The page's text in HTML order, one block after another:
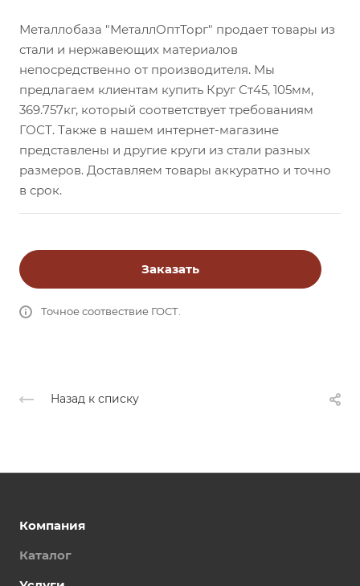
Металлобаза "МеталлОптТорг" продает товары из
стали и нержавеющих материалов
непосредственно от производителя. Мы
предлагаем клиентам купить Круг Ст45, 105мм,
369.757кг, который соответствует требованиям
ГОСТ. Также в нашем интернет-магазине
представлены и другие круги из стали разных
размеров. Доставляем товары аккуратно и точно
в срок.
Заказать
Точное соотвествие ГОСТ.
Назад к списку
Компания
Каталог